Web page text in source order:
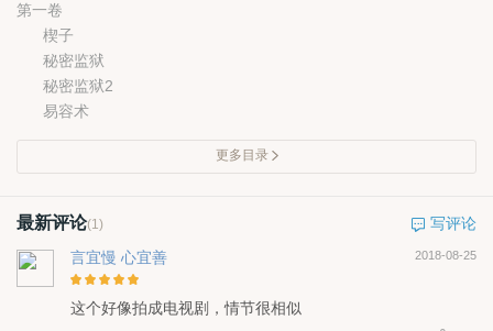
第一卷
楔子
秘密监狱
秘密监狱2
易容术
更多目录
最新评论(1)
写评论
言宜慢 心宜善
2018-08-25
这个好像拍成电视剧，情节很相似